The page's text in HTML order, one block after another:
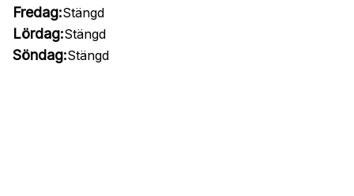
Fredag:Stängd
Lördag:Stängd
Söndag:Stängd